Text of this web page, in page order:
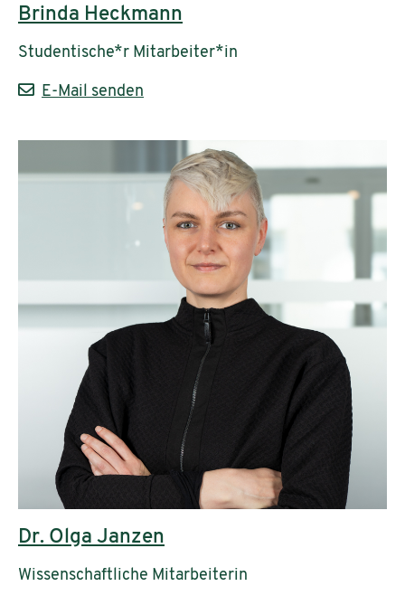
Brinda Heckmann
Studentische*r Mitarbeiter*in
E-Mail senden
Dr. Olga Janzen
Wissenschaftliche Mitarbeiterin